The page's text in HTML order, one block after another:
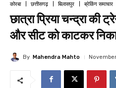
कोरबा छत्तीसगढ़ बिलासपुर ब्रेकिंग समाचार
छात्रा प्रिया चन्द्रा की
और सीट को काटकर
By Mahendra Mahto